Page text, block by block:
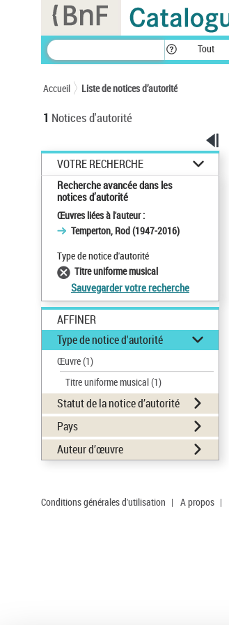
Tout
Accueil Liste de notices d’autorité
1 Notices d'autorité
VOTRE RECHERCHE
Recherche avancée dans les
notices d’autorité
Œuvres liées à l'auteur :
Temperton, Rod (1947-2016)
Type de notice d'autorité
Titre uniforme musical
Sauvegarder votre recherche
AFFINER
Type de notice d'autorité
Œuvre(1)
Titre uniforme musical(1)
Statut de la notice d’autorité
Pays
Auteur d’œuvre
Conditions générales d'utilisation | A propos |
Panneau de gestion des cookies